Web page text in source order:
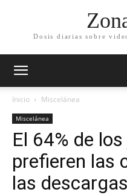
Dosis diarias sobre
Inicio Miscelánea
Miscelánea
El 64% de
prefieren las
las